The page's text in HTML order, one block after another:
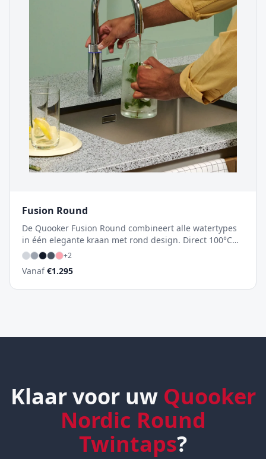
Fusion Round
De Quooker Fusion Round combineert alle watertypes
in één elegante kraan met rond design. Direct 100°C
kokend water, warm en koud – en met de CUBE ook
gekoeld en bruisend water. Het minimalistische
ontwerp houdt je keuken strak en opgeruimd.
+2
Vanaf€1.295
Klaar voor uw Quooker
Nordic Round
Twintaps?